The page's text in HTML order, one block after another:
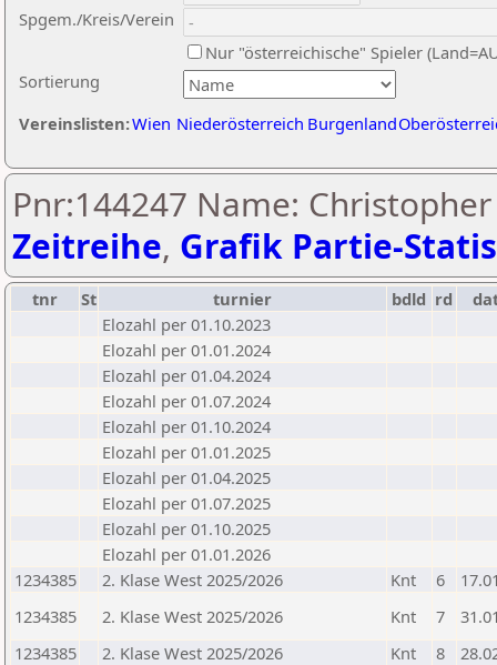
Sortierung
Spgem./Kreis/Verein
Nur "österreichische" Spieler
Vereinslisten:Wien Niederösterreich Burgenland
Pnr:144247 Name:
Zeitreihe, Grafik Partie-
tnr St turnier bdld rd
Elozahl per 01.10.2023
Elozahl per 01.01.2024
Elozahl per 01.04.2024
Elozahl per 01.07.2024
Elozahl per 01.10.2024
Elozahl per 01.01.2025
Elozahl per 01.04.2025
Elozahl per 01.07.2025
Elozahl per 01.10.2025
Elozahl per 01.01.2026
1234385
2. Klase West 2025/2026 Knt 6
1234385
2. Klase West 2025/2026 Knt 7
1234385
2. Klase West 2025/2026 Knt 8